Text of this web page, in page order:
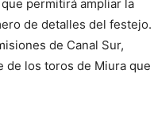
permitirá ampliar la
de detalles del festejo.
de Canal Sur,
de los toros de Miura que